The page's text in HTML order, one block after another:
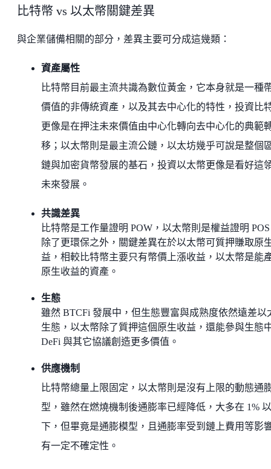
比特幣 vs 以太幣關鍵差異
與企業儲備相關的部分，差異主要可分成這幾類：
資產屬性
比特幣目前最主流共識為數位黃金，它本身就是一種
價值的非傳統資產，以及其去中心化的特性，投資比
更像是在押注未來價值由中心化轉向去中心化的典範
移；以太幣則是最主流公鏈，以太坊幾乎可說是整個
鏈與加密貨幣發展的基石，投資以太幣更像是看好這
未來發展。
共識差異
比特幣是工作量證明 POW，以太幣則是權益證明
除了更環保之外，關鍵差異在於以太幣可質押賺取原
益，相較比特幣主要只有幣價上漲收益，以太幣是能
原生收益的資產。
生態
雖然 BTCFi 發展中，但生態豐富與成熟度依然遠差以
生態，以太幣除了質押這個原生收益，還能參與生態
DeFi 與其它協議創造更多價值。
供應機制
比特幣總量上限固定，以太幣則是沒有上限的動態通
型，雖然在燃燒機制後通膨率已經降低，大多在 1% 以
下，但畢竟是通膨模型，且通膨率受到鏈上費用等影
有一定不確定性。